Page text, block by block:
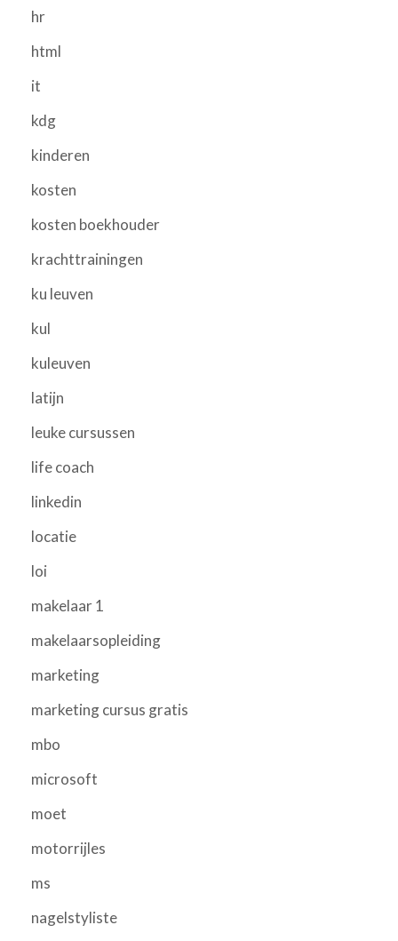
hr
html
it
kdg
kinderen
kosten
kosten boekhouder
krachttrainingen
ku leuven
kul
kuleuven
latijn
leuke cursussen
life coach
linkedin
locatie
loi
makelaar 1
makelaarsopleiding
marketing
marketing cursus gratis
mbo
microsoft
moet
motorrijles
ms
nagelstyliste